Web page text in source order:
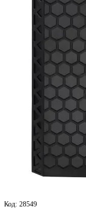
Код: 28549